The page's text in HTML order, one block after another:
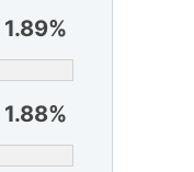
1.89%
1.88%